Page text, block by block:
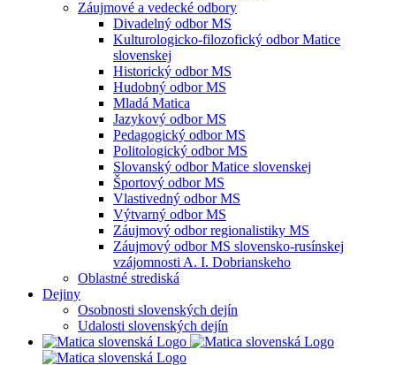
Záujmové a vedecké odbory
Divadelný odbor MS
Kulturologicko-filozofický odbor Matice
slovenskej
Historický odbor MS
Hudobný odbor MS
Mladá Matica
Jazykový odbor MS
Pedagogický odbor MS
Politologický odbor MS
Slovanský odbor Matice slovenskej
Športový odbor MS
Vlastivedný odbor MS
Výtvarný odbor MS
Záujmový odbor regionalistiky MS
Záujmový odbor MS slovensko-rusínskej
vzájomnosti A. I. Dobrianskeho
Oblastné strediská
Dejiny
Osobnosti slovenských dejín
Udalosti slovenských dejín